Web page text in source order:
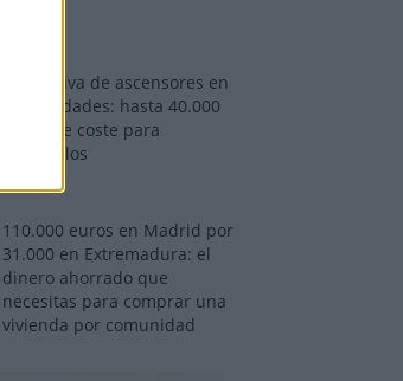
Normativa de ascensores en
comunidades: hasta 40.000
euros de coste para
adaptarlos
110.000 euros en Madrid por
31.000 en Extremadura: el
dinero ahorrado que
necesitas para comprar una
vivienda por comunidad